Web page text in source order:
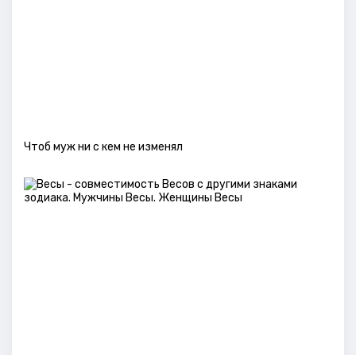
Чтоб муж ни с кем не изменял